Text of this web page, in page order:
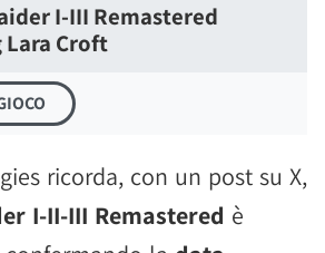
I-III Remastered
Croft
ricorda, con un post su X,
I-II-III Remastered è